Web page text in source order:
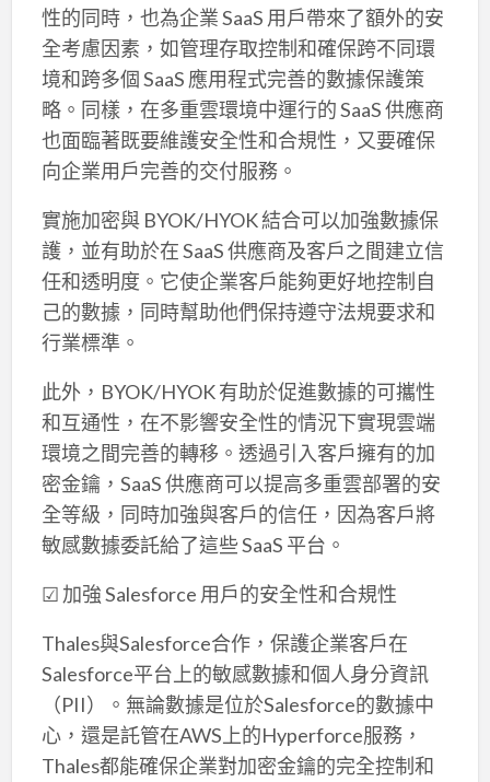
性的同時，也為企業 SaaS 用戶帶來了額外的安
全考慮因素，如管理存取控制和確保跨不同環
境和跨多個 SaaS 應用程式完善的數據保護策
略。同樣，在多重雲環境中運行的 SaaS 供應商
也面臨著既要維護安全性和合規性，又要確保
向企業用戶完善的交付服務。
實施加密與 BYOK/HYOK 結合可以加強數據保
護，並有助於在 SaaS 供應商及客戶之間建立信
任和透明度。它使企業客戶能夠更好地控制自
己的數據，同時幫助他們保持遵守法規要求和
行業標準。
此外，BYOK/HYOK 有助於促進數據的可攜性
和互通性，在不影響安全性的情況下實現雲端
環境之間完善的轉移。透過引入客戶擁有的加
密金鑰，SaaS 供應商可以提高多重雲部署的安
全等級，同時加強與客戶的信任，因為客戶將
敏感數據委託給了這些 SaaS 平台。
☑ 加強 Salesforce 用戶的安全性和合規性
Thales與Salesforce合作，保護企業客戶在
Salesforce平台上的敏感數據和個人身分資訊
（PII）。無論數據是位於Salesforce的數據中
心，還是託管在AWS上的Hyperforce服務，
Thales都能確保企業對加密金鑰的完全控制和